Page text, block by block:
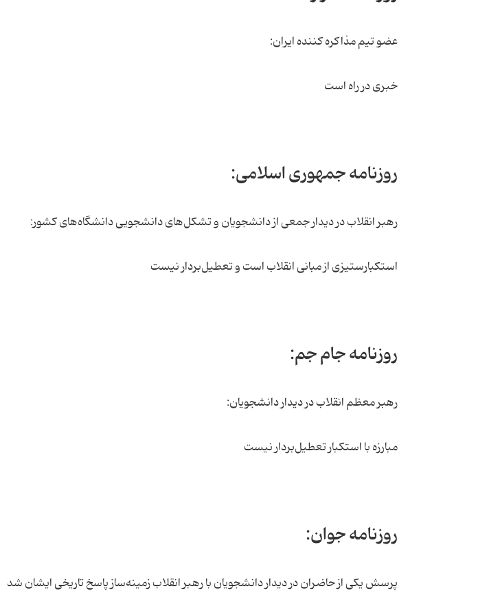
عضو تیم مذاکره کننده ایران:
خبری در راه است
روزنامه جمهوری اسلامی:
رهبر انقلاب در دیدار جمعی از دانشجویان و تشکل‌های دانشجویی دانشگاه‌های کشور:
استکبارستیزی از مبانی انقلاب است و تعطیل‌بردار نیست
روزنامه جام جم:
رهبر معظم انقلاب در دیدار دانشجویان:
مبارزه با استکبار تعطیل‌بردار نیست
روزنامه جوان:
پرسش یکی از حاضران در دیدار دانشجویان با رهبر انقلاب زمینه‌ساز پاسخ تاریخی ایشان شد